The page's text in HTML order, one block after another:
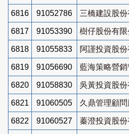
6816 91052786 三橋建設股份
6817 91053390 樹仔股份有限
6818 91055833 阿謹投資股份
6819 91056690 藍海策略營
6820 91058830 吳黃投資股份
6821 91060505 久鼎管理顧
6822 91060527 蓁澄投資股份